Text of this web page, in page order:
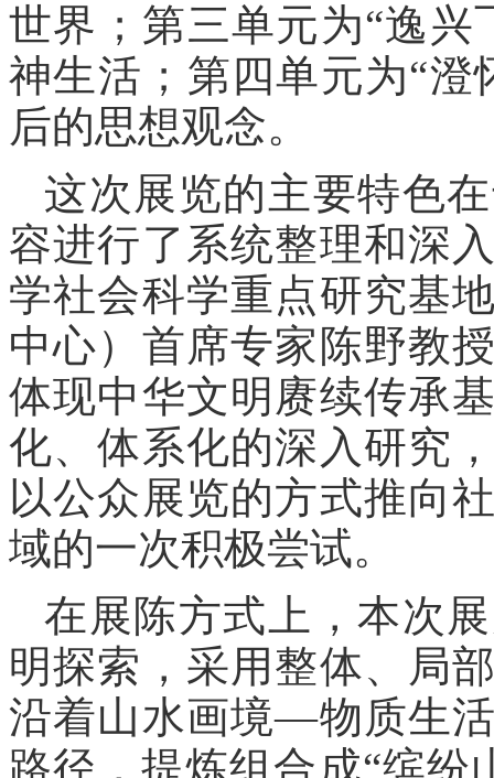
世界；第三单元为“逸
神生活；第四单元为“
后的思想观念。
这次展览的主要特色
容进行了系统整理和深
学社会科学重点研究基
中心）首席专家陈野教
体现中华文明赓续传承
化、体系化的深入研究
以公众展览的方式推向
域的一次积极尝试。
在展陈方式上，本次
明探索，采用整体、局
沿着山水画境—物质生
路径，提炼组合成“缤纷